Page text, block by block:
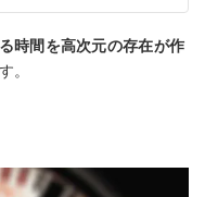
時間を高次元の存在が作
。